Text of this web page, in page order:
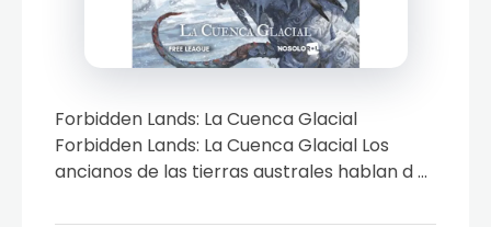
Forbidden Lands: La Cuenca Glacial
Forbidden Lands: La Cuenca Glacial Los
ancianos de las tierras australes hablan d ...